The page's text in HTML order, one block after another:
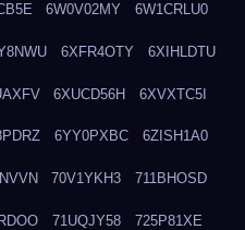
6W0V02MY 6W1CRLU0
6XFR4OTY 6XIHLDTU
6XUCD56H 6XVXTC5I
6YY0PXBC 6ZISH1A0
70V1YKH3 711BHOSD
71UQJY58 725P81XE